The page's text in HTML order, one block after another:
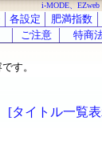
i-MODE、EZweb
各設定 肥満指数
ご注意 特商
す。
[タイトル一覧